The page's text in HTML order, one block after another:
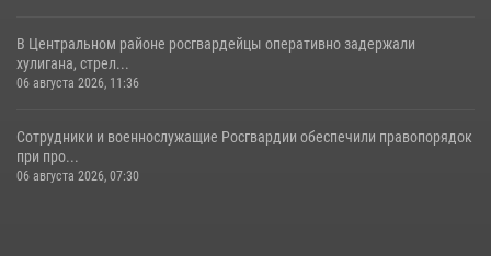
В Центральном районе росгвардейцы оперативно задержали
хулигана, стрел...
06 августа 2026, 11:36
Сотрудники и военнослужащие Росгвардии обеспечили правопорядок
при про...
06 августа 2026, 07:30